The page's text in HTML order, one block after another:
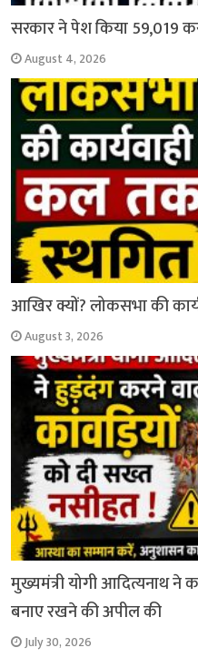
सरकार ने पेश किया 59,019
August 4, 2026
आखिर क्यों? लोकसभा की
August 3, 2026
मुख्यमंत्री योगी आदित्यनाथ ने
बनाए रखने की अपील की
July 30, 2026